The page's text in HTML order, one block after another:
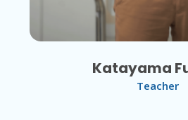
Katayama
Teacher